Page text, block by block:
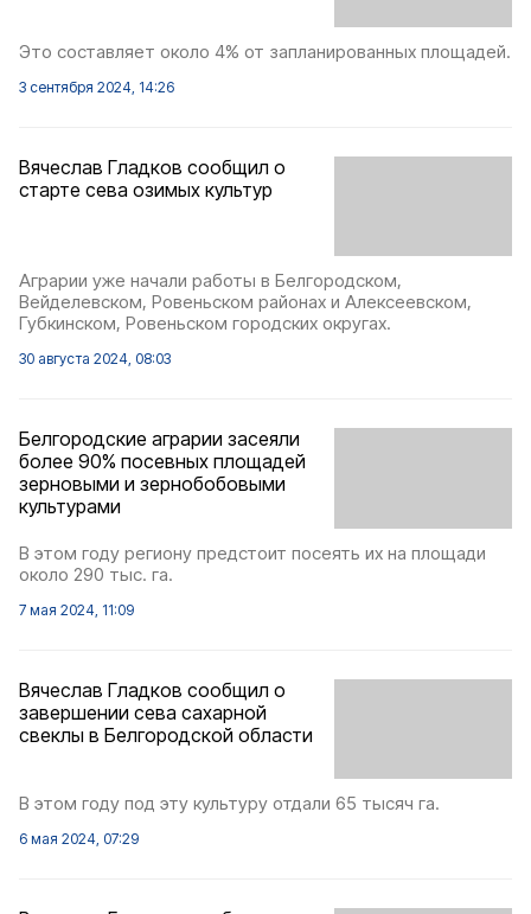
Это составляет около 4% от запланированных площадей.
3 сентября 2024, 14:26
Вячеслав Гладков сообщил о
старте сева озимых культур
Аграрии уже начали работы в Белгородском,
Вейделевском, Ровеньском районах и Алексеевском,
Губкинском, Ровеньском городских округах.
30 августа 2024, 08:03
Белгородские аграрии засеяли
более 90% посевных площадей
зерновыми и зернобобовыми
культурами
В этом году региону предстоит посеять их на площади
около 290 тыс. га.
7 мая 2024, 11:09
Вячеслав Гладков сообщил о
завершении сева сахарной
свеклы в Белгородской области
В этом году под эту культуру отдали 65 тысяч га.
6 мая 2024, 07:29